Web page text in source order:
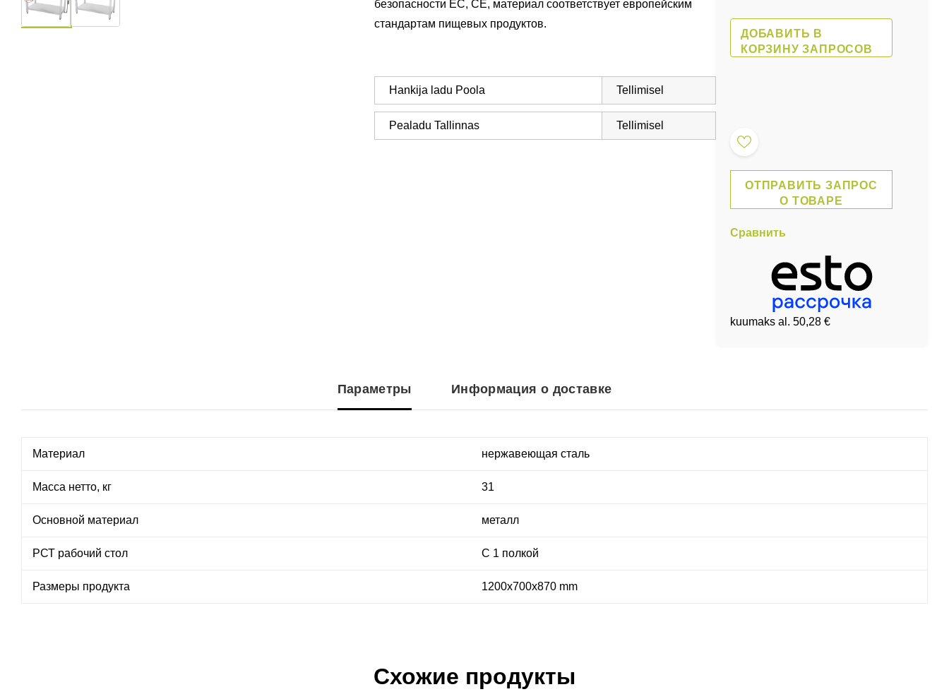
безопасности ЕС, CE, материал соответствует европейским
стандартам пищевых продуктов.
Hankija ladu Poola Tellimisel
Pealadu Tallinnas Tellimisel
ДОБАВИТЬ В
КОРЗИНУ ЗАПРОСОВ
ОТПРАВИТЬ ЗАПРОС
О ТОВАРЕ
Сравнить
kuumaks al. 50,28 €
Параметры Информация о доставке
Материал нержавеющая сталь
Масса нетто, кг 31
Основной материал металл
РСТ рабочий стол С 1 полкой
Размеры продукта 1200x700x870 mm
Схожие продукты